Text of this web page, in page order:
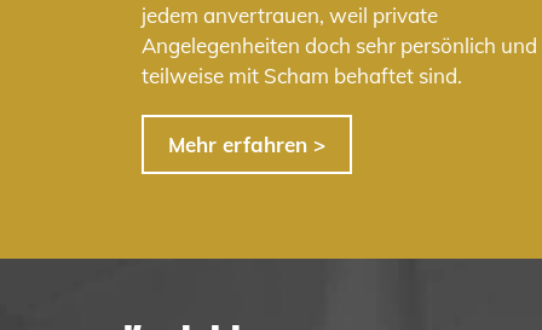
jedem anvertrauen, weil private
Angelegenheiten doch sehr persönlich und
teilweise mit Scham behaftet sind.
Mehr erfahren >